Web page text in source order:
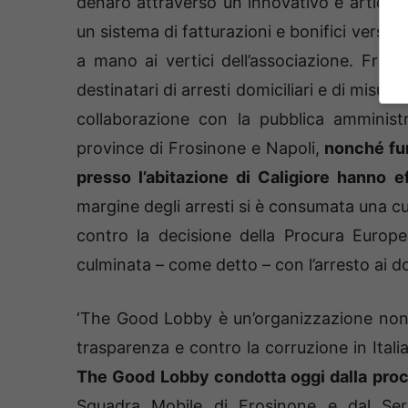
un sistema di fatturazioni e bonifici verso
a mano ai vertici dell’associazione. Fra
destinatari di arresti domiciliari e di
collaborazione con la pubblica
province di Frosinone e Napoli, nonché
presso l’abitazione di Caligiore hanno
margine degli arresti si è consumata una
contro la decisione della Procura
culminata – come detto – con l’arresto ai
‘The Good Lobby è un’organizzazione
trasparenza e contro la corruzione in
The Good Lobby condotta oggi dalla